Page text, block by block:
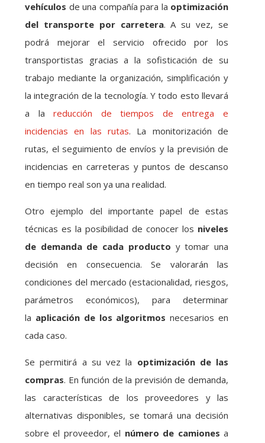
vehículos de una compañía para la optimización
del transporte por carretera. A su vez, se
podrá mejorar el servicio ofrecido por los
transportistas gracias a la sofisticación de su
trabajo mediante la organización, simplificación y
la integración de la tecnología. Y todo esto llevará
a lareducción de tiempos de entrega e
incidencias en las rutas. La monitorización de
rutas, el seguimiento de envíos y la previsión de
incidencias en carreteras y puntos de descanso
en tiempo real son ya una realidad.
Otro ejemplo del importante papel de estas
técnicas es la posibilidad de conocer los niveles
de demanda de cada producto y tomar una
decisión en consecuencia. Se valorarán las
condiciones del mercado (estacionalidad, riesgos,
parámetros económicos), para determinar
la aplicación de los algoritmos necesarios en
cada caso.
Se permitirá a su vez la optimización de las
compras. En función de la previsión de demanda,
las características de los proveedores y las
alternativas disponibles, se tomará una decisión
sobre el proveedor, el número de camionesa